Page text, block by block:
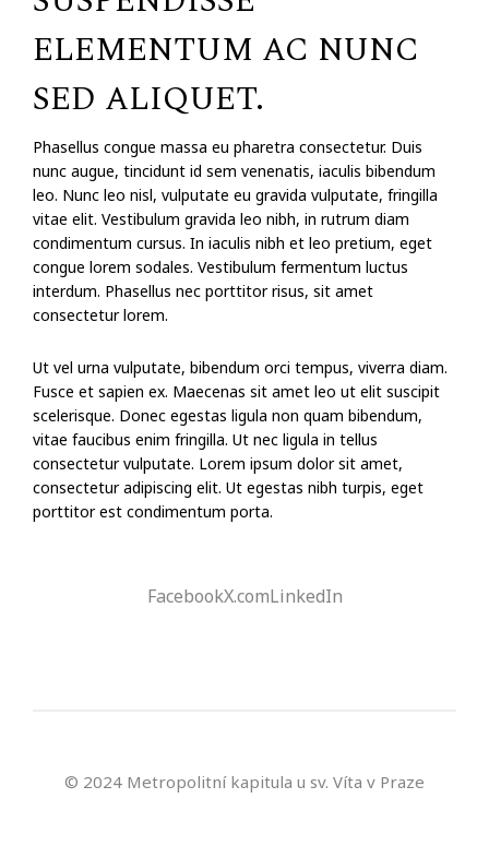
ELEMENTUM AC NUNC
SED ALIQUET.
Phasellus congue massa eu pharetra consectetur. Duis
nunc augue, tincidunt id sem venenatis, iaculis bibendum
leo. Nunc leo nisl, vulputate eu gravida vulputate, fringilla
vitae elit. Vestibulum gravida leo nibh, in rutrum diam
condimentum cursus. In iaculis nibh et leo pretium, eget
congue lorem sodales. Vestibulum fermentum luctus
interdum. Phasellus nec porttitor risus, sit amet
consectetur lorem.
Ut vel urna vulputate, bibendum orci tempus, viverra diam.
Fusce et sapien ex. Maecenas sit amet leo ut elit suscipit
scelerisque. Donec egestas ligula non quam bibendum,
vitae faucibus enim fringilla. Ut nec ligula in tellus
consectetur vulputate. Lorem ipsum dolor sit amet,
consectetur adipiscing elit. Ut egestas nibh turpis, eget
porttitor est condimentum porta.
FacebookX.comLinkedIn
© 2024 Metropolitní kapitula u sv. Víta v Praze